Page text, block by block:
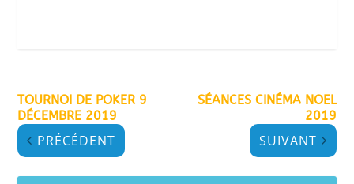
TOURNOI DE POKER 9
DÉCEMBRE 2019
PRÉCÉDENT
SÉANCES CINÉMA NOEL
2019
SUIVANT